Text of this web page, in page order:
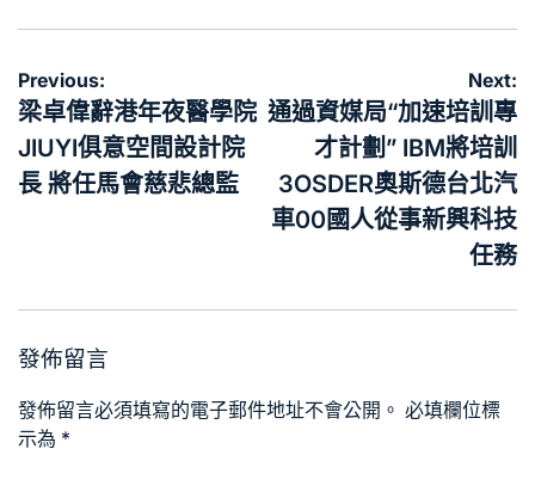
文
章
導
覽
Previous:
梁卓偉辭港年夜醫學院
JIUYI俱意空間設計院
長 將任馬會慈悲總監
Next:
通過資媒局“加速培訓專
才計劃” IBM將培訓
3OSDER奧斯德台北汽
車00國人從事新興科技
任務
發佈留言
發佈留言必須填寫的電子郵件地址不會公開。 必填欄位標
示為 *